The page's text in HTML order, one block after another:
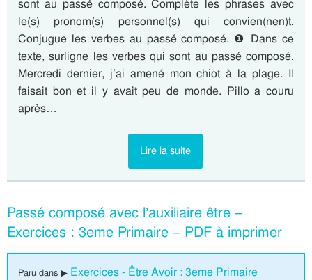
sont au passé composé. Complète les phrases avec
le(s) pronom(s) personnel(s) qui convien(nen)t.
Conjugue les verbes au passé composé. ❶ Dans ce
texte, surligne les verbes qui sont au passé composé.
Mercredi dernier, j’ai amené mon chiot à la plage. Il
faisait bon et il y avait peu de monde. Pillo a couru
après…
Lire la suite
Passé composé avec l’auxiliaire être –
Exercices : 3eme Primaire – PDF à imprimer
Paru dans ▶ Exercices - Être Avoir : 3eme Primaire